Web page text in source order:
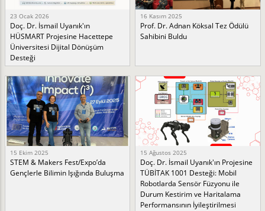
23 Ocak 2026
Doç. Dr. İsmail Uyanık'ın
HÜSMART Projesine Hacettepe
Üniversitesi Dijital Dönüşüm
Desteği
16 Kasım 2025
Prof. Dr. Adnan Köksal Tez Ödülü
Sahibini Buldu
15 Ekim 2025
STEM & Makers Fest/Expo’da
Gençlerle Bilimin Işığında Buluşma
15 Ağustos 2025
Doç. Dr. İsmail Uyanık'ın Projesine
TÜBİTAK 1001 Desteği: Mobil
Robotlarda Sensör Füzyonu ile
Durum Kestirim ve Haritalama
Performansının İyileştirilmesi